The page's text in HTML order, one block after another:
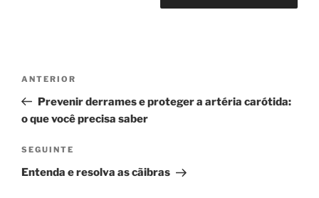
artigos
Conteúdo
anterior
ANTERIOR
Prevenir derrames e proteger a artéria carótida:
o que você precisa saber
Conteúdo
seguinte
SEGUINTE
Entenda e resolva as cãibras